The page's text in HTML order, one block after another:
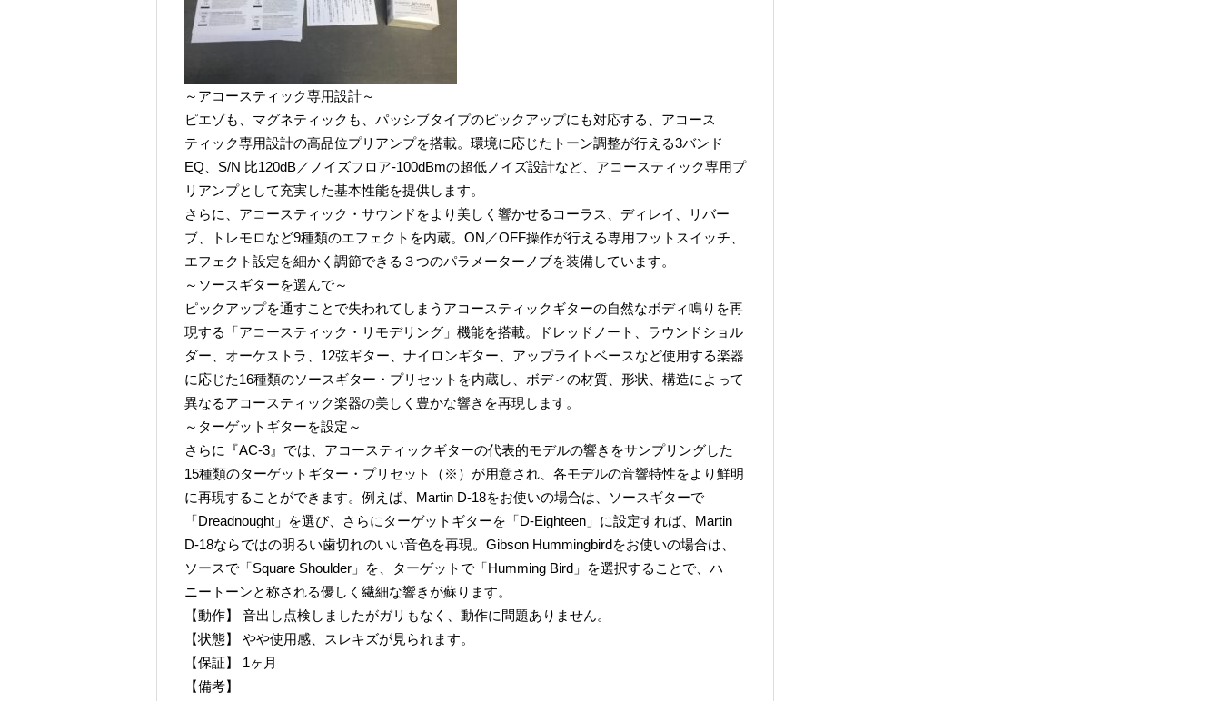
～アコースティック専用設計～
ピエゾも、マグネティックも、パッシブタイプのピックアップにも対応する、アコース
ティック専用設計の高品位プリアンプを搭載。環境に応じたトーン調整が行える3バンド
EQ、S/N 比120dB／ノイズフロア-100dBmの超低ノイズ設計など、アコースティック専用プ
リアンプとして充実した基本性能を提供します。
さらに、アコースティック・サウンドをより美しく響かせるコーラス、ディレイ、リバー
ブ、トレモロなど9種類のエフェクトを内蔵。ON／OFF操作が行える専用フットスイッチ、
エフェクト設定を細かく調節できる３つのパラメーターノブを装備しています。
～ソースギターを選んで～
ピックアップを通すことで失われてしまうアコースティックギターの自然なボディ鳴りを再
現する「アコースティック・リモデリング」機能を搭載。ドレッドノート、ラウンドショル
ダー、オーケストラ、12弦ギター、ナイロンギター、アップライトベースなど使用する楽器
に応じた16種類のソースギター・プリセットを内蔵し、ボディの材質、形状、構造によって
異なるアコースティック楽器の美しく豊かな響きを再現します。
～ターゲットギターを設定～
さらに『AC-3』では、アコースティックギターの代表的モデルの響きをサンプリングした
15種類のターゲットギター・プリセット（※）が用意され、各モデルの音響特性をより鮮明
に再現することができます。例えば、Martin D-18をお使いの場合は、ソースギターで
「Dreadnought」を選び、さらにターゲットギターを「D-Eighteen」に設定すれば、Martin
D-18ならではの明るい歯切れのいい音色を再現。Gibson Hummingbirdをお使いの場合は、
ソースで「Square Shoulder」を、ターゲットで「Humming Bird」を選択することで、ハ
ニートーンと称される優しく繊細な響きが蘇ります。
【動作】 音出し点検しましたがガリもなく、動作に問題ありません。
【状態】 やや使用感、スレキズが見られます。
【保証】 1ヶ月
【備考】